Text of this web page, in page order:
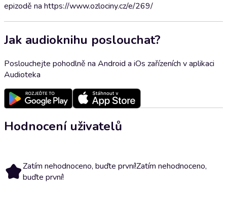
epizodě na https://www.ozlociny.cz/e/269/
Jak audioknihu poslouchat?
Poslouchejte pohodlně na Android a iOs zařízeních v aplikaci
Audioteka
Hodnocení uživatelů
Zatím nehodnoceno, buďte první!Zatím nehodnoceno,
buďte první!